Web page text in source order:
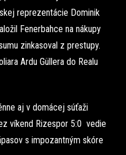
reprezentácie Dominik
Fenerbahce na nákupy
zinkasoval z prestupy.
Ardu Güllera do Realu
aj v domácej súťaži
víkend Rizespor 5:0 vedie
s impozantným skóre